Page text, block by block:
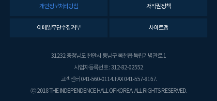
개인정보처리방침 저작권정책
이메일무단수집거부 사이트맵
31232 충청남도 천안시 동남구 목천읍 독립기념관로 1
사업자등록번호 : 312-82-02552
고객센터 041-560-0114. FAX 041-557-8167.
ⓒ 2018 THE INDEPENDENCE HALL OF KOREA. ALL RIGHTS RESERVED.